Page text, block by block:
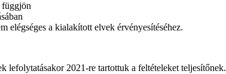
függjön
elégséges a kialakított elvek érvényesítéséhez.
lefolytatásakor 2021-re tartottuk a feltételeket teljesítőnek.